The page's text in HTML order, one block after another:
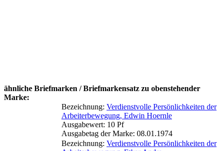
ähnliche Briefmarken / Briefmarkensatz zu obenstehender
Marke:
Bezeichnung: Verdienstvolle Persönlichkeiten der
Arbeiterbewegung, Edwin Hoernle
Ausgabewert: 10 Pf
Ausgabetag der Marke: 08.01.1974
Bezeichnung: Verdienstvolle Persönlichkeiten der